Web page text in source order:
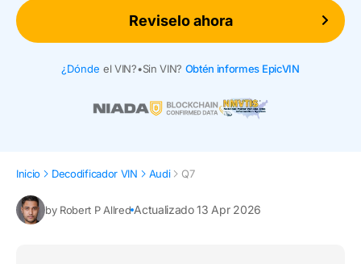
Reviselo ahora
¿Dónde el VIN?•Sin VIN? Obtén informes EpicVIN
Inicio Decodificador VIN Audi Q7
by Robert P Allred Actualizado 13 Apr 2026